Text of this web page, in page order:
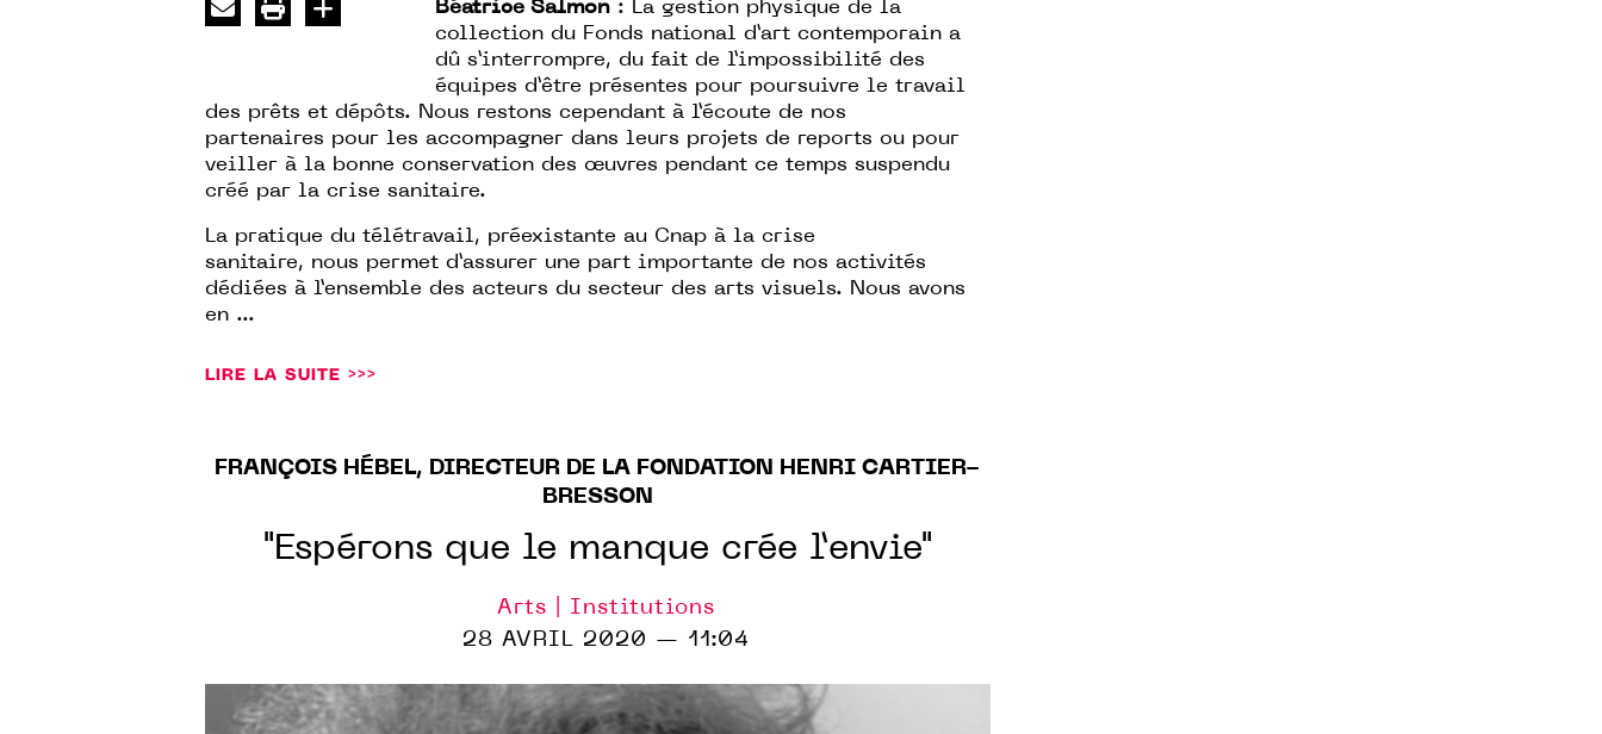
Béatrice Salmon : La gestion physique de la
collection du Fonds national d’art contemporain a
dû s’interrompre, du fait de l’impossibilité des
équipes d’être présentes pour poursuivre le travail
des prêts et dépôts. Nous restons cependant à l’écoute de nos
partenaires pour les accompagner dans leurs projets de reports ou pour
veiller à la bonne conservation des œuvres pendant ce temps suspendu
créé par la crise sanitaire.
La pratique du télétravail, préexistante au Cnap à la crise
sanitaire, nous permet d’assurer une part importante de nos activités
dédiées à l’ensemble des acteurs du secteur des arts visuels. Nous avons
en ...
LIRE LA SUITE >>>
FRANÇOIS HÉBEL, DIRECTEUR DE LA FONDATION HENRI CARTIER-
BRESSON
"Espérons que le manque crée l’envie"
Arts | Institutions
28 AVRIL 2020 — 11:04